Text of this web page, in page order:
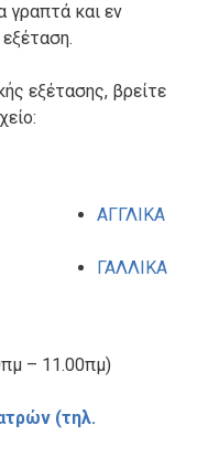
γραπτά και εν
εξέτασης, βρείτε
ΑΓΓΛΙΚΑ
ΓΑΛΛΙΚΑ
– 11.00πμ)
(τηλ.